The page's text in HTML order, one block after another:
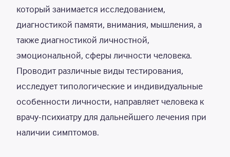
который занимается исследованием,
диагностикой памяти, внимания, мышления, а
также диагностикой личностной,
эмоциональной, сферы личности человека.
Проводит различные виды тестирования,
исследует типологические и индивидуальные
особенности личности, направляет человека к
врачу-психиатру для дальнейшего лечения при
наличии симптомов.